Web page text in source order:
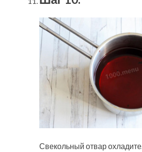
Свекольный отвар охладите.